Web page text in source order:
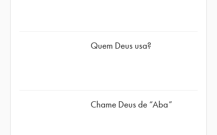
Quem Deus usa?
Chame Deus de “Aba”